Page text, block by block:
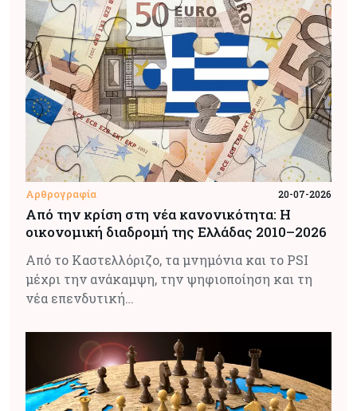
Αρθρογραφία 20-07-2026
Από την κρίση στη νέα κανονικότητα: Η
οικονομική διαδρομή της Ελλάδας 2010–2026
Από το Καστελλόριζο, τα μνημόνια και το PSI
μέχρι την ανάκαμψη, την ψηφιοποίηση και τη
νέα επενδυτική…